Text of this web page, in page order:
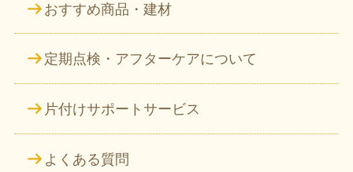
おすすめ商品・建材
定期点検・アフターケアについて
片付けサポートサービス
よくある質問